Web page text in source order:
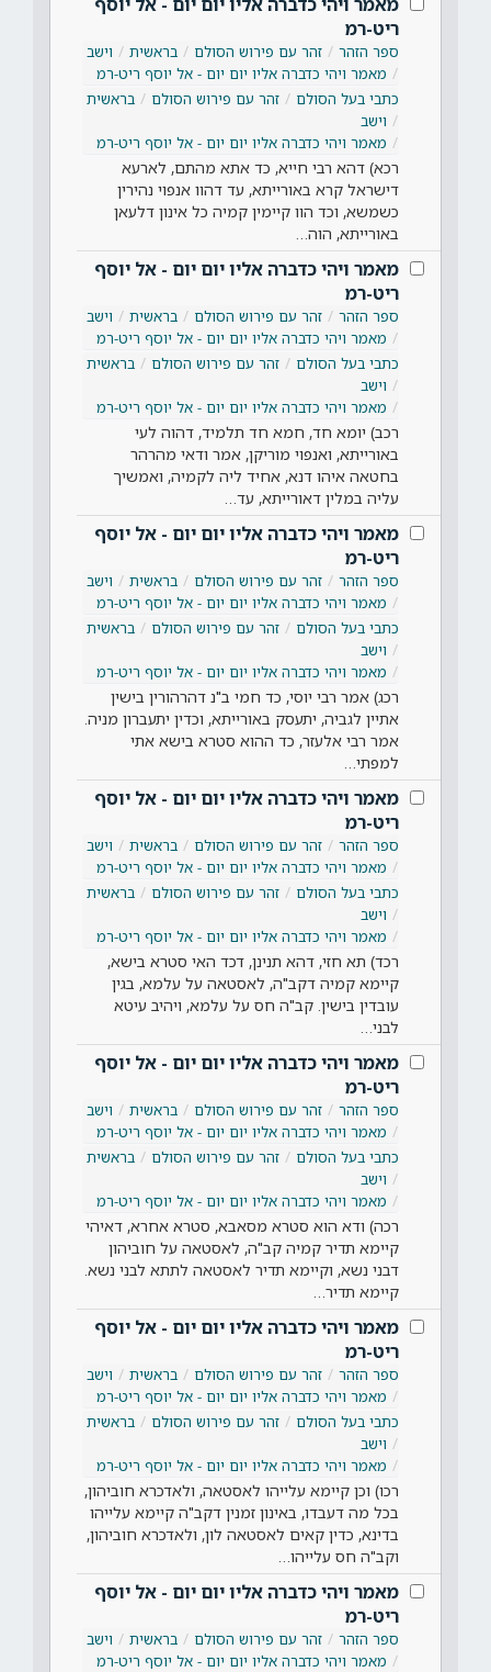
ריט-רמ
ספר הזהר זהר עם פירוש הסולם בראשית
וישב
מאמר ויהי כדברה אליו יום יום - אל יוסף ריט-רמ
כתבי בעל הסולם
זהר עם פירוש הסולם
בראשית
וישב
מאמר ויהי כדברה אליו יום יום - אל יוסף ריט-רמ
רכא) דהא רבי חייא, כד אתא מהתם, לארעא
דישראל קרא באורייתא, עד דהוו אנפוי נהירין
כשמשא, וכד הוו קיימין קמיה כל אינון דלעאן
באורייתא, הוה…
מאמר ויהי כדברה אליו יום יום - אל יוסף
ריט-רמ
ספר הזהר זהר עם פירוש הסולם בראשית
וישב
מאמר ויהי כדברה אליו יום יום - אל יוסף ריט-רמ
כתבי בעל הסולם
זהר עם פירוש הסולם
בראשית
וישב
מאמר ויהי כדברה אליו יום יום - אל יוסף ריט-רמ
רכב) יומא חד, חמא חד תלמיד, דהוה לעי
באורייתא, ואנפוי מוריקן, אמר ודאי מהרהר
בחטאה איהו דנא, אחיד ליה לקמיה, ואמשיך
עליה במלין דאורייתא, עד…
מאמר ויהי כדברה אליו יום יום - אל יוסף
ריט-רמ
ספר הזהר זהר עם פירוש הסולם בראשית
וישב
מאמר ויהי כדברה אליו יום יום - אל יוסף ריט-רמ
כתבי בעל הסולם
זהר עם פירוש הסולם
בראשית
וישב
מאמר ויהי כדברה אליו יום יום - אל יוסף ריט-רמ
רכג) אמר רבי יוסי, כד חמי ב"נ דהרהורין בישין
אתיין לגביה, יתעסק באורייתא, וכדין יתעברון מניה.
אמר רבי אלעזר, כד ההוא סטרא בישא אתי
למפתי…
מאמר ויהי כדברה אליו יום יום - אל יוסף
ריט-רמ
ספר הזהר זהר עם פירוש הסולם בראשית
וישב
מאמר ויהי כדברה אליו יום יום - אל יוסף ריט-רמ
כתבי בעל הסולם
זהר עם פירוש הסולם
בראשית
וישב
מאמר ויהי כדברה אליו יום יום - אל יוסף ריט-רמ
רכד) תא חזי, דהא תנינן, דכד האי סטרא בישא,
קיימא קמיה דקב"ה, לאסטאה על עלמא, בגין
עובדין בישין. קב"ה חס על עלמא, ויהיב עיטא
לבני…
מאמר ויהי כדברה אליו יום יום - אל יוסף
ריט-רמ
ספר הזהר זהר עם פירוש הסולם בראשית
וישב
מאמר ויהי כדברה אליו יום יום - אל יוסף ריט-רמ
כתבי בעל הסולם
זהר עם פירוש הסולם
בראשית
וישב
מאמר ויהי כדברה אליו יום יום - אל יוסף ריט-רמ
רכה) ודא הוא סטרא מסאבא, סטרא אחרא, דאיהי
קיימא תדיר קמיה קב"ה, לאסטאה על חוביהון
דבני נשא, וקיימא תדיר לאסטאה לתתא לבני נשא.
קיימא תדיר…
מאמר ויהי כדברה אליו יום יום - אל יוסף
ריט-רמ
ספר הזהר זהר עם פירוש הסולם בראשית
וישב
מאמר ויהי כדברה אליו יום יום - אל יוסף ריט-רמ
כתבי בעל הסולם
זהר עם פירוש הסולם
בראשית
וישב
מאמר ויהי כדברה אליו יום יום - אל יוסף ריט-רמ
רכו) וכן קיימא עלייהו לאסטאה, ולאדכרא חוביהון,
בכל מה דעבדו, באינון זמנין דקב"ה קיימא עלייהו
בדינא, כדין קאים לאסטאה לון, ולאדכרא חוביהון,
וקב"ה חס עלייהו…
מאמר ויהי כדברה אליו יום יום - אל יוסף
ריט-רמ
ספר הזהר זהר עם פירוש הסולם בראשית
וישב
מאמר ויהי כדברה אליו יום יום - אל יוסף ריט-רמ